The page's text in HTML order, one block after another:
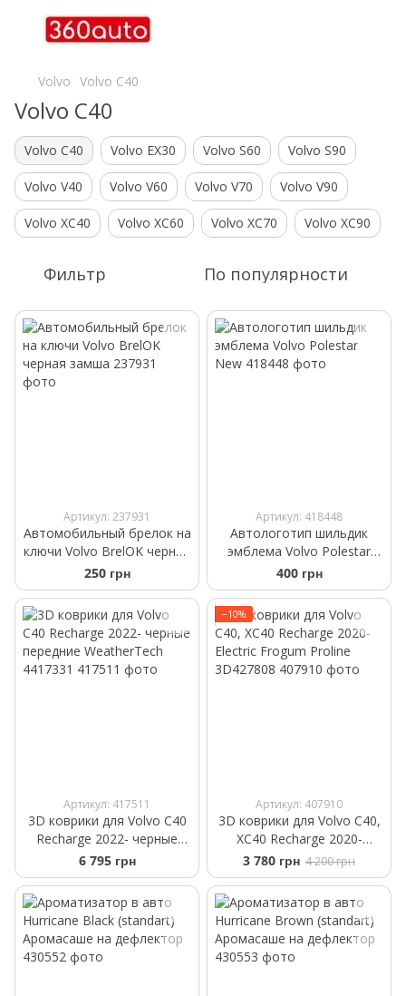
Volvo Volvo C40
Volvo C40
Volvo C40 Volvo EX30 Volvo S60 Volvo S90
Volvo V40 Volvo V60 Volvo V70 Volvo V90
Volvo XC40 Volvo XC60 Volvo XC70 Volvo XC90
Фильтр По популярности
Артикул: 237931
Автомобильный брелок на
ключи Volvo BrelOK черная
замша
250 грн
Артикул: 418448
Автологотип шильдик
эмблема Volvo Polestar
New
400 грн
Артикул: 417511
3D коврики для Volvo C40
Recharge 2022- черные
передние WeatherTech
4417331
6 795 грн
−10%
Артикул: 407910
3D коврики для Volvo C40,
XC40 Recharge 2020-
Electric Frogum Proline
3D427808
3 780 грн 4 200 грн